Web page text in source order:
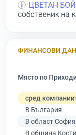
ЦВЕТАН
собственик на
ФИНАНСОВИ
Място по
сред
В България
В област София
В община